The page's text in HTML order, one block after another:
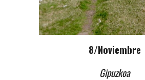
8/Noviembre
Gipuzkoa